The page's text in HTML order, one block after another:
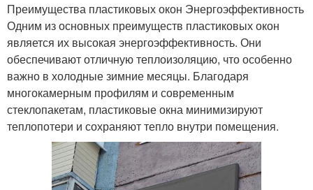
Преимущества пластиковых окон Энергоэффективность
Одним из основных преимуществ пластиковых окон
является их высокая энергоэффективность. Они
обеспечивают отличную теплоизоляцию, что особенно
важно в холодные зимние месяцы. Благодаря
многокамерным профилям и современным
стеклопакетам, пластиковые окна минимизируют
теплопотери и сохраняют тепло внутри помещения.